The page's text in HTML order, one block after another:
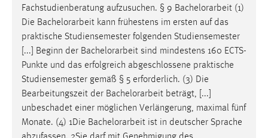
Fachstudienberatung aufzusuchen. § 9 Bachelorarbeit (1)
Die Bachelorarbeit kann frühestens im ersten auf das
praktische Studiensemester folgenden Studiensemester
[...] Beginn der Bachelorarbeit sind mindestens 160 ECTS-
Punkte und das erfolgreich abgeschlossene praktische
Studiensemester gemäß § 5 erforderlich. (3) Die
Bearbeitungszeit der Bachelorarbeit beträgt, [...]
unbeschadet einer möglichen Verlängerung, maximal fünf
Monate. (4) 1Die Bachelorarbeit ist in deutscher Sprache
Chat
Name:
chat-frame-style-5e9dbeb1811c0446
Zweck:
Wird benötigt um die Chatfunktion nutzen zu können.